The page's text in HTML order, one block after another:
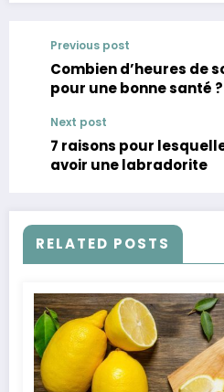
Previous post
Combien d’heures de
pour une bonne santé ?
Next post
7 raisons pour
avoir une labradorite
RELATED POSTS